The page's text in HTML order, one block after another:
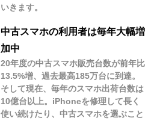
いきます。
中古スマホの利用者は毎年大幅増
加中
20年度の中古スマホ販売台数が前年比
13.5%増、過去最高185万台に到達。
そして現在、毎年のスマホ出荷台数は
10億台以上。iPhoneを修理して長く
使い続けたり、中古スマホを選ぶこと